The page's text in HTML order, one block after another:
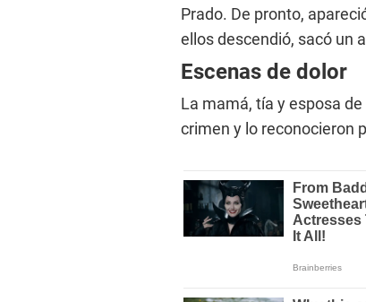
Prado. De pronto,
ellos descendió, sacó un
Escenas de dolor
La mamá, tía y esposa
crimen y lo reconocieron